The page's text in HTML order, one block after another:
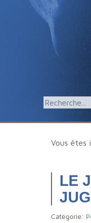
Vous êtes
LE
Catégorie: